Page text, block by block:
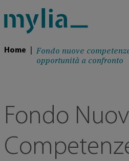
Home
Fondo nuove
opportunità a confronto
Fondo